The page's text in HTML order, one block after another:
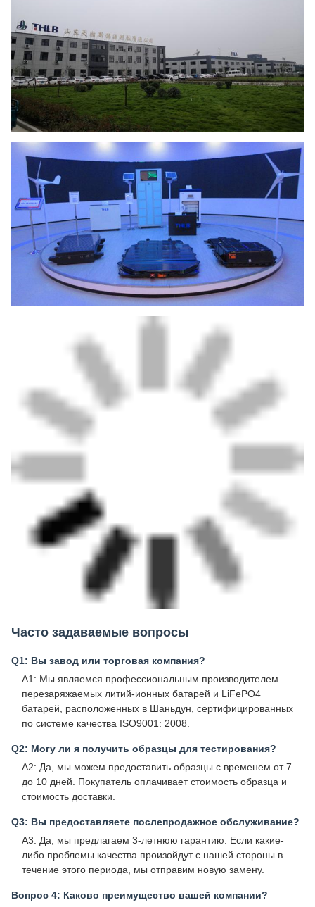
Часто задаваемые вопросы
Q1: Вы завод или торговая компания?
A1: Мы являемся профессиональным производителем
перезаряжаемых литий-ионных батарей и LiFePO4
батарей, расположенных в Шаньдун, сертифицированных
по системе качества ISO9001: 2008.
Q2: Могу ли я получить образцы для тестирования?
A2: Да, мы можем предоставить образцы с временем от 7
до 10 дней. Покупатель оплачивает стоимость образца и
стоимость доставки.
Q3: Вы предоставляете послепродажное обслуживание?
A3: Да, мы предлагаем 3-летнюю гарантию. Если какие-
либо проблемы качества произойдут с нашей стороны в
течение этого периода, мы отправим новую замену.
Вопрос 4: Каково преимущество вашей компании?